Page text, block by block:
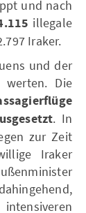
und nach
illegale
Iraker.
und der
werten. Die
. In
zur Zeit
Iraker